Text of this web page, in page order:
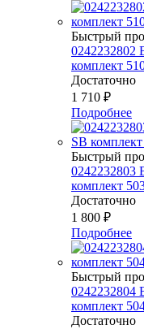
Быстрый
0242232802
комплект
Достаточно
1 710 ₽
Подробнее
Быстрый
0242232803
комплект
Достаточно
1 800 ₽
Подробнее
Быстрый
0242232804
комплект
Достаточно